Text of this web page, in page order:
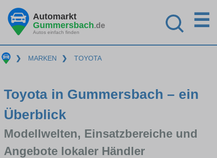
Automarkt
Gummersbach.de
Autos einfach finden
☰
❯ MARKEN ❯ TOYOTA
Toyota in Gummersbach – ein
Überblick
Modellwelten, Einsatzbereiche und
Angebote lokaler Händler